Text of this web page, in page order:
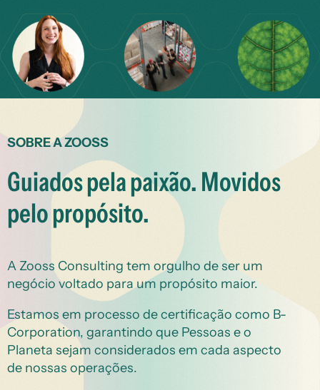
SOBRE A ZOOSS
Guiados pela paixão. Movidos
pelo propósito.
A Zooss Consulting tem orgulho de ser um
negócio voltado para um propósito maior.
Estamos em processo de certificação como B-
Corporation, garantindo que Pessoas e o
Planeta sejam considerados em cada aspecto
de nossas operações.